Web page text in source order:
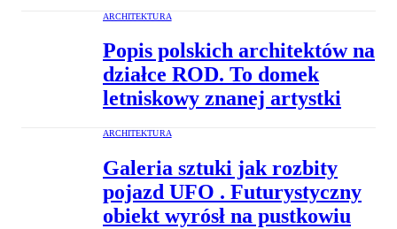
ARCHITEKTURA
Popis polskich architektów na
działce ROD. To domek
letniskowy znanej artystki
ARCHITEKTURA
Galeria sztuki jak rozbity
pojazd UFO . Futurystyczny
obiekt wyrósł na pustkowiu